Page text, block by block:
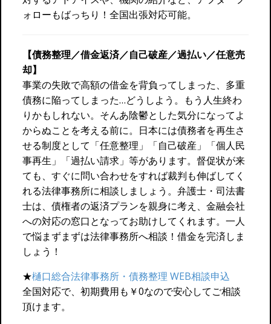
ォローもばっちり！全国出張対応可能。
【債務整理／借金返済／自己破産／過払い／任意売
却】
事業の失敗で高額の借金を背負ってしまった、多重
債務に陥ってしまった…どうしよう。もう人生終わ
りかもしれない。そんあ陰鬱とした気分になってよ
からぬことを考える前に。日本には債務者を再生さ
せる制度として「任意整理」「自己破産」「個人民
事再生」「過払い請求」等があります。督促状が来
ても、すぐに問い合わせをすれば裁判も伸ばしてく
れる法律事務所に相談しましょう。弁護士・司法書
士は、債権者の返済プランを親身に考え、金融会社
への対応の窓口となってお助けしてくれます。一人
で悩まずまずは法律事務所へ相談！借金を完済しま
しょう！
★樋口総合法律事務所・債務整理 WEB相談申込
全国対応で、初期費用も￥0なので安心してご相談
頂けます。